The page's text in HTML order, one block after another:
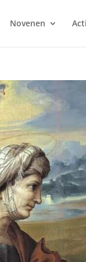
Novenen